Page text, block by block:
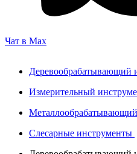
Чат в Max
Деревообрабатывающий
Измерительный
Слесарные инструменты